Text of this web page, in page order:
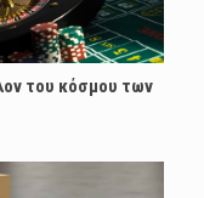
του κόσμου των